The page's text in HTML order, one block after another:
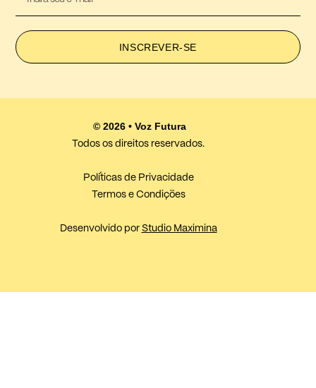
INSCREVER-SE
© 2026 • Voz Futura
Todos os direitos reservados.
Políticas de Privacidade
Termos e Condições
Desenvolvido por Studio Maximina